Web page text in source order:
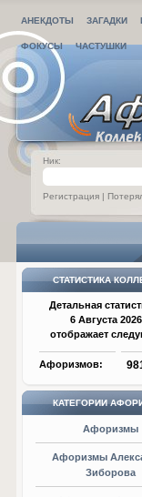
АНЕКДОТЫ ЗАГАДКИ
ФОКУСЫ ЧАСТУШКИ
Ник:
Регистрация |
СТАТИСТИКА
Детальная
6 Августа 2026
отображает
Афоризмов:
КАТЕГОРИИ
Афоризмы
Афоризмы
Зиборова